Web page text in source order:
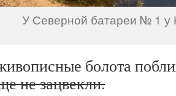
У Северной батареи № 1 у
болота
не зацвекли.